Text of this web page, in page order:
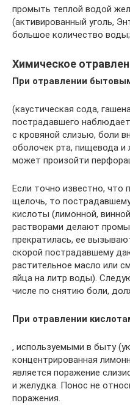
промыть теплой водой
(активированный уголь,
большое количество
Химическое
При отравлении
(каустическая сода,
пострадавшего
с кровяной слизью, боли
оболочек рта, пищевода и
может произойти
Если точно известно, что
щелочь, то
кислоты (лимонной,
растворами делают
прекратилась, ее
скорой пострадавшему
растительное масло или
яйца на литр воды).
числе по снятию боли,
При отравлении
, используемыми в быту
концентрированная
является поражение
и желудка. Понос не
поражения.